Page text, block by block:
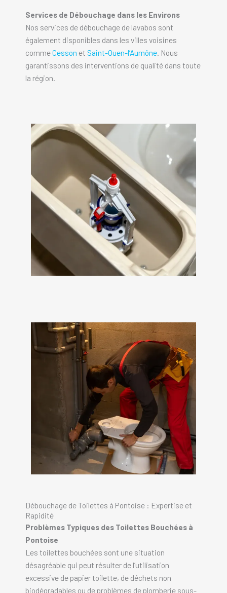
Services de Débouchage dans les Environs
Nos services de débouchage de lavabos sont
également disponibles dans les villes voisines
commeCesson et Saint-Ouen-l’Aumône. Nous
garantissons des interventions de qualité dans toute
la région.
Débouchage de Toilettes à Pontoise : Expertise et
Rapidité
Problèmes Typiques des Toilettes Bouchées à
Pontoise
Les toilettes bouchées sont une situation
désagréable qui peut résulter de l’utilisation
excessive de papier toilette, de déchets non
biodégradables ou de problèmes de plomberie sous-